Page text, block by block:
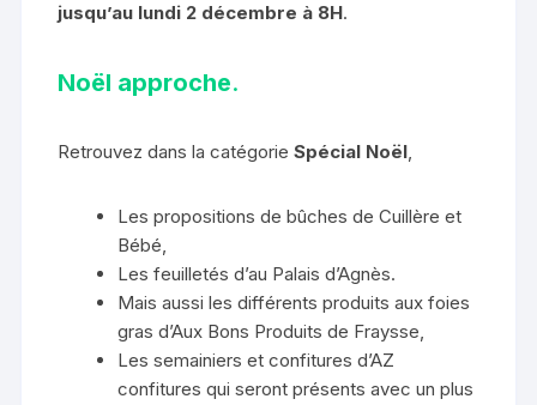
jusqu’au lundi 2 décembre à 8H.
Noël approche.
Retrouvez dans la catégorieSpécial Noël,
Les propositions de bûches de Cuillère et
Bébé,
Les feuilletés d’au Palais d’Agnès.
Mais aussi les différents produits aux foies
gras d’Aux Bons Produits de Fraysse,
Les semainiers et confitures d’AZ
confitures qui seront présents avec un plus